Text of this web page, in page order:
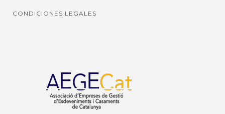
CONDICIONES LEGALES